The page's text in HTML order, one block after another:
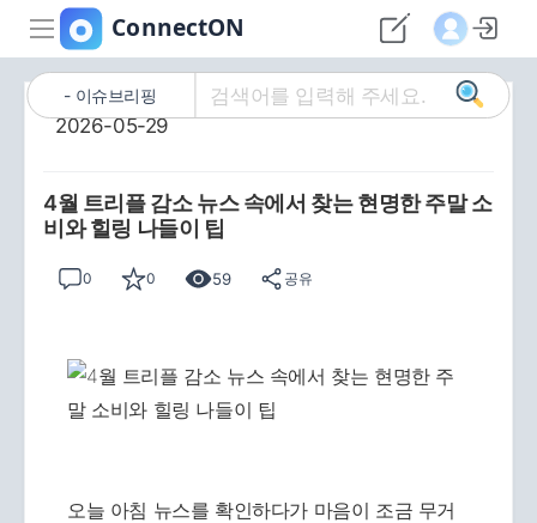
이슈브리핑
2026-05-29
4월 트리플 감소 뉴스 속에서 찾는 현명한 주말 소
비와 힐링 나들이 팁
0 0 59 공유
오늘 아침 뉴스를 확인하다가 마음이 조금 무거